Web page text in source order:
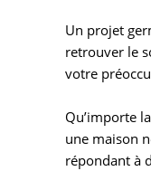
Un projet
retrouver le
votre
Qu’importe
une maison
répondant à